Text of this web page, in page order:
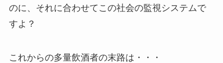
のに、それに合わせてこの社会の監視システムで
すよ？
これからの多量飲酒者の末路は・・・